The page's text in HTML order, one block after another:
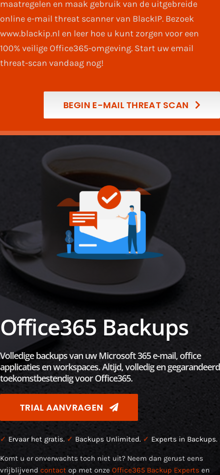
maatregelen en maak gebruik van de uitgebreide
online e-mail threat scanner van BlackIP. Bezoek
www.blackip.nl en leer hoe u kunt zorgen voor een
100% veilige Office365-omgeving. Start uw email
threat-scan vandaag nog!
BEGIN E-MAIL THREAT SCAN
Office365 Backups
Volledige backups van uw Microsoft 365 e-mail, office
applicaties en workspaces. Altijd, volledig en gegarandeerd
toekomstbestendig voor Office365.
TRIAL AANVRAGEN
✓ Ervaar het gratis. ✓ Backups Unlimited. ✓ Experts in Backups.
Komt u er onverwachts toch niet uit? Neem dan gerust eens
vrijblijvend contact op met onze Office365 Backup Experts en